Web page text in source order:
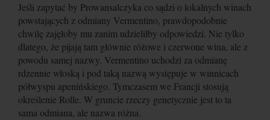
Jeśli zapytać by Prowansalczyka co sądzi o lokalnych winach
powstających z odmiany Vermentino, prawdopodobnie
chwilę zajęłoby mu zanim udzieliłby odpowiedzi. Nie tylko
dlatego, że pijają tam głównie różowe i czerwone wina, ale z
powodu samej nazwy. Vermentino uchodzi za odmianę
rdzennie włoską i pod taką nazwą występuje w winnicach
półwyspu apenińskiego. Tymczasem we Francji stosują
określenie Rolle. W gruncie rzeczy genetycznie jest to ta
sama odmiana, ale nazwa różna.